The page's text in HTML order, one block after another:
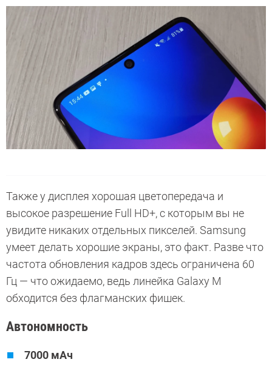
Также у дисплея хорошая цветопередача и
высокое разрешение Full HD+, с которым вы не
увидите никаких отдельных пикселей. Samsung
умеет делать хорошие экраны, это факт. Разве что
частота обновления кадров здесь ограничена 60
Гц — что ожидаемо, ведь линейка Galaxy M
обходится без флагманских фишек.
Автономность
7000 мАч